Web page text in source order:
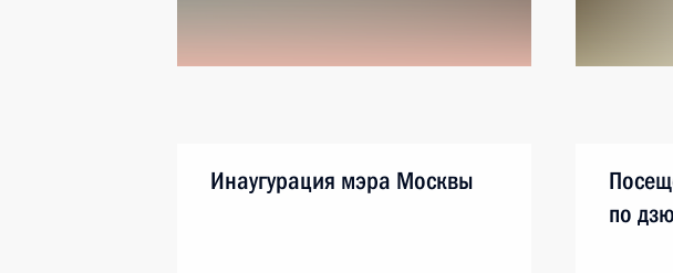
Инаугурация мэра Москвы
по